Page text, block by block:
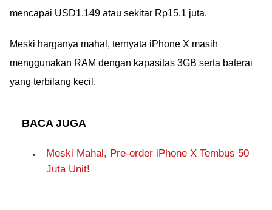
mencapai USD1.149 atau sekitar Rp15.1 juta.
Meski harganya mahal, ternyata iPhone X masih
menggunakan RAM dengan kapasitas 3GB serta baterai
yang terbilang kecil.
BACA JUGA
Meski Mahal, Pre-order iPhone X Tembus 50
Juta Unit!